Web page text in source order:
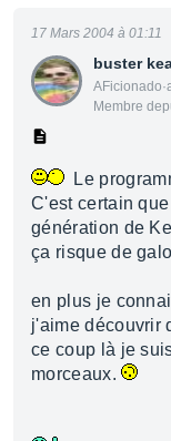
buster
Membre
17 Mars 2004 à 01:11
Le
C'est certain
génération de
ça risque de
en plus je
j'aime découvrir
ce coup là je
morceaux.